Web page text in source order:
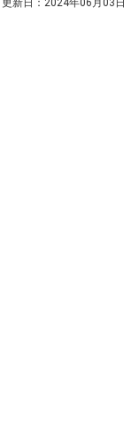
更新日： 2024年06月03日